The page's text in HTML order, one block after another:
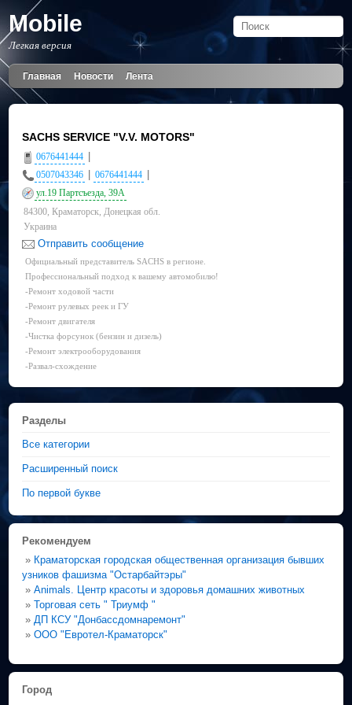
Mobile
Легкая версия
Главная Новости Лента
SACHS SERVICE "V.V. MOTORS"
0676441444
0507043346 0676441444
ул.19 Партсъезда, 39А
84300, Краматорск, Донецкая обл.
Украина
Отправить сообщение
Официальный представитель SACHS в регионе.
Профессиональный подход к вашему автомобилю!
-Ремонт ходовой части
-Ремонт рулевых реек и ГУ
-Ремонт двигателя
-Чистка форсунок (бензин и дизель)
-Ремонт электрооборудования
-Развал-схождение
Разделы
Все категории
Расширенный поиск
По первой букве
Рекомендуем
» Краматорская городская общественная организация бывших
узников фашизма "Остарбайтэры"
»Animals. Центр красоты и здоровья домашних животных
»Торговая сеть " Триумф "
» ДП КСУ "Донбассдомнаремонт"
»ООО "Евротел-Краматорск"
Город